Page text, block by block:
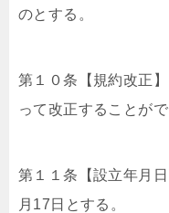
のとする。
第１０条【規約改正
って改正することがで
第１１条【設立年月
月17日とする。